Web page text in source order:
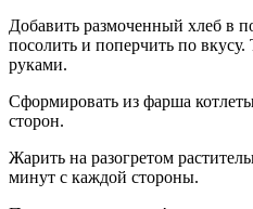
Добавить размоченный хлеб в
посолить и поперчить по
руками.
Сформировать из фарша
сторон.
Жарить на разогретом
минут с каждой стороны.